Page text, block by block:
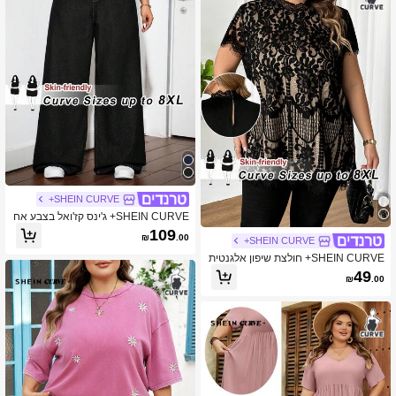
SHEIN CURVE+
SHEIN CURVE+ חולצת שיפון אלגנטית
עם טלאים מתחרה במידות גדולות
₪49.00
SHEIN CURVE+
SHEIN CURVE+ ג'ינס קז'ואל בצבע אח
יד עם כיסים אלסטיים, מידות גדולות, סת
יו
₪109.00